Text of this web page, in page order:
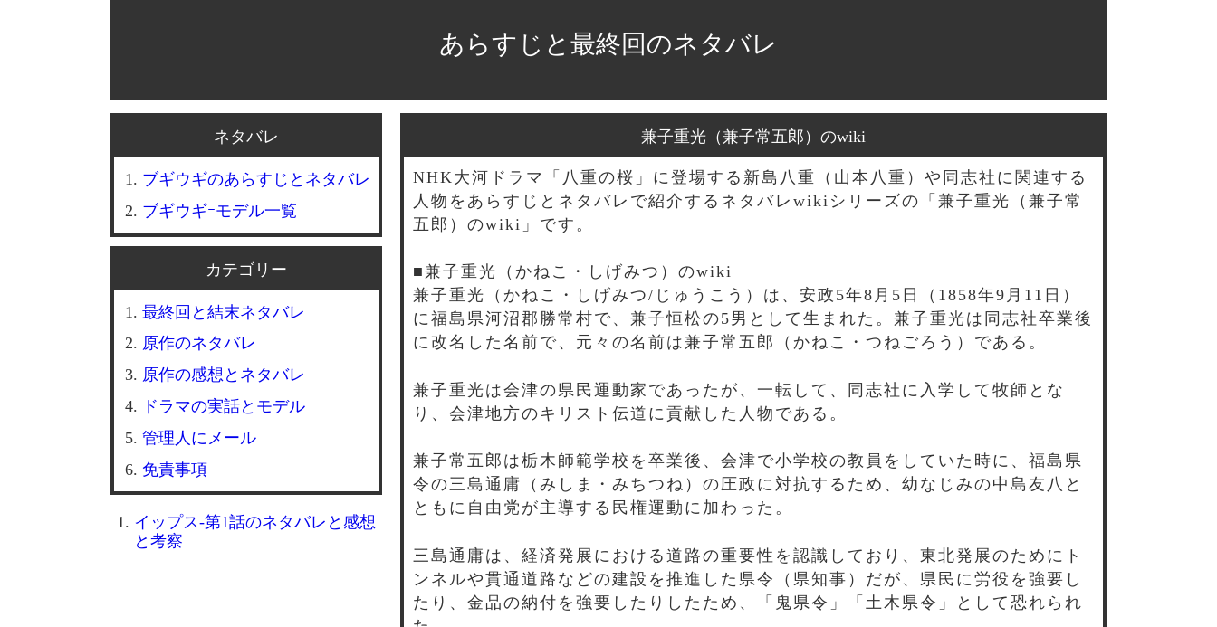
あらすじと最終回のネタバレ
兼子重光（兼子常五郎）のwiki
NHK大河ドラマ「八重の桜」に登場する新島八重（山本八重）や同志社に関連する
人物をあらすじとネタバレで紹介するネタバレwikiシリーズの「兼子重光（兼子常
五郎）のwiki」です。
■兼子重光（かねこ・しげみつ）のwiki
兼子重光（かねこ・しげみつ/じゅうこう）は、安政5年8月5日（1858年9月11日）
に福島県河沼郡勝常村で、兼子恒松の5男として生まれた。兼子重光は同志社卒業後
に改名した名前で、元々の名前は兼子常五郎（かねこ・つねごろう）である。
兼子重光は会津の県民運動家であったが、一転して、同志社に入学して牧師とな
り、会津地方のキリスト伝道に貢献した人物である。
兼子常五郎は栃木師範学校を卒業後、会津で小学校の教員をしていた時に、福島県
令の三島通庸（みしま・みちつね）の圧政に対抗するため、幼なじみの中島友八と
ともに自由党が主導する民権運動に加わった。
三島通庸は、経済発展における道路の重要性を認識しており、東北発展のためにト
ンネルや貫通道路などの建設を推進した県令（県知事）だが、県民に労役を強要し
たり、金品の納付を強要したりしたため、「鬼県令」「土木県令」として恐れられ
ネタバレ
ブギウギのあらすじとネタバレ
ブギウギｰモデル一覧
カテゴリー
最終回と結末ネタバレ
原作のネタバレ
原作の感想とネタバレ
ドラマの実話とモデル
管理人にメール
免責事項
イップス-第1話のネタバレと感想
と考察